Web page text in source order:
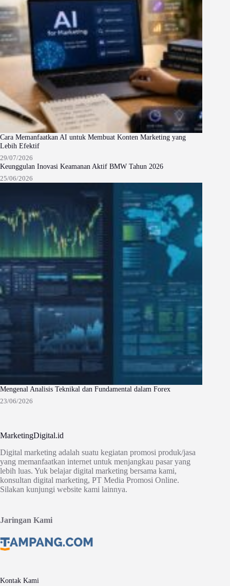
Cara Memanfaatkan AI untuk Membuat Konten Marketing yang
Lebih Efektif
29/07/2026
Keunggulan Inovasi Keamanan Aktif BMW Tahun 2026
25/06/2026
Mengenal Analisis Teknikal dan Fundamental dalam Forex
23/06/2026
MarketingDigital.id
Digital marketing adalah suatu kegiatan promosi produk/jasa
yang memanfaatkan internet untuk menjangkau pasar yang
lebih luas. Yuk belajar digital marketing bersama kami,
konsultan digital marketing, PT Media Promosi Online.
Silakan kunjungi website kami lainnya.
Jaringan Kami
Kontak Kami